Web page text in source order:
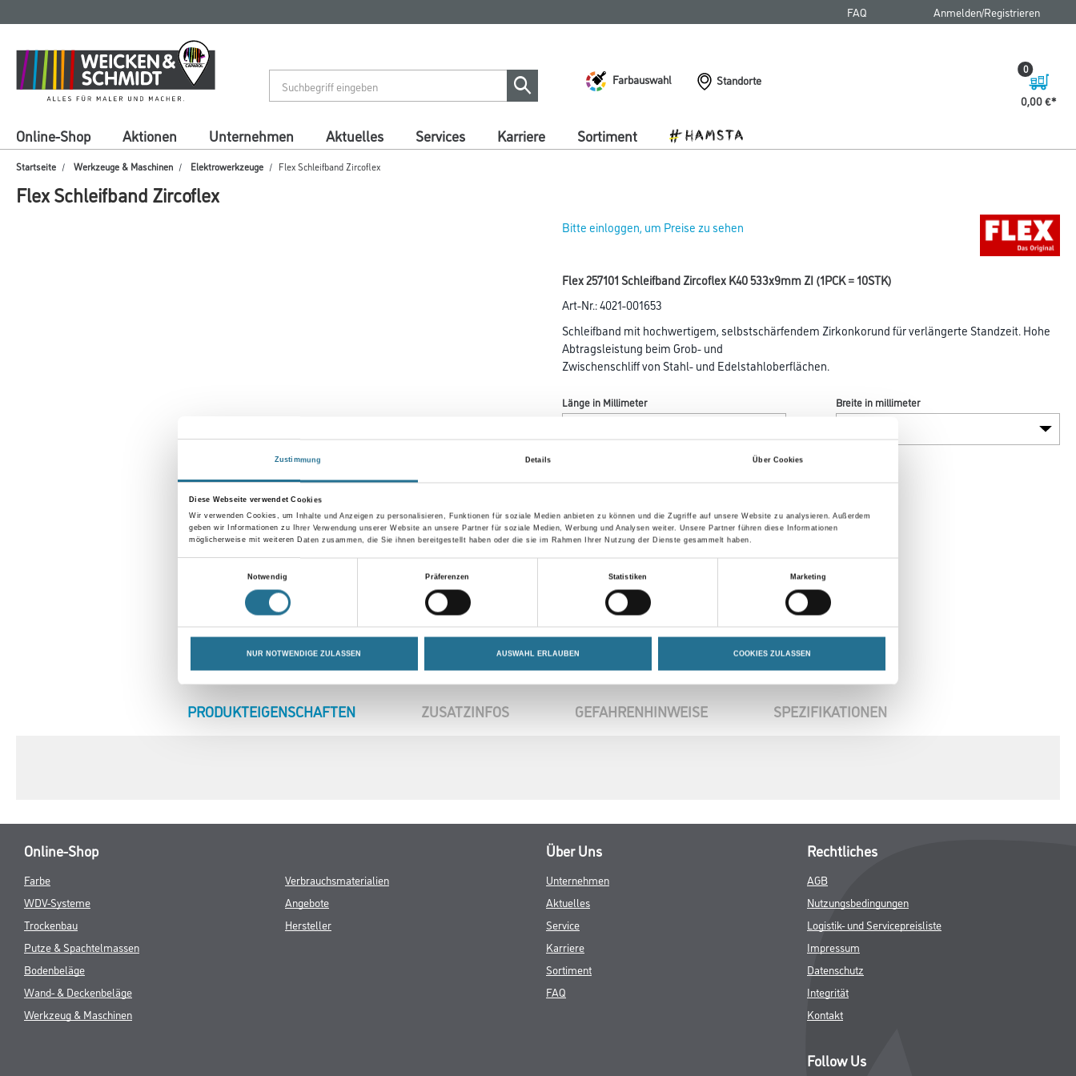
Zustimmung Details Über Cookies
Diese Webseite verwendet Cookies
Wir verwenden Cookies, um Inhalte und Anzeigen zu personalisieren, Funktionen für soziale Medien anbieten zu können und die Zugriffe auf unsere Website zu analysieren. Außerdem
geben wir Informationen zu Ihrer Verwendung unserer Website an unsere Partner für soziale Medien, Werbung und Analysen weiter. Unsere Partner führen diese Informationen
möglicherweise mit weiteren Daten zusammen, die Sie ihnen bereitgestellt haben oder die sie im Rahmen Ihrer Nutzung der Dienste gesammelt haben.
Notwendig
Präferenzen Statistiken Marketing
NUR NOTWENDIGE ZULASSEN AUSWAHL ERLAUBEN COOKIES ZULASSEN
springen
springen
FAQ Anmelden/Registrieren
Farbauswahl
Standorte
0,00 €
0
Online-Shop Aktionen Unternehmen Aktuelles Services Karriere Sortiment
Startseite Werkzeuge & Maschinen Elektrowerkzeuge Flex Schleifband Zircoflex
Flex Schleifband Zircoflex
Bitte einloggen, um Preise zu sehen
Flex 257101 Schleifband Zircoflex K40 533x9mm ZI (1PCK = 10STK)
Art-Nr.:4021-001653
Schleifband mit hochwertigem, selbstschärfendem Zirkonkorund für verlängerte Standzeit. Hohe
Abtragsleistung beim Grob- und
Zwischenschliff von Stahl- und Edelstahloberflächen.
Länge in Millimeter Breite in millimeter
Umrechnungsfaktoren
CURRENT
PRODUKTEIGENSCHAFTEN ZUSATZINFOS GEFAHRENHINWEISE SPEZIFIKATIONEN
Online-Shop
Farbe
WDV-Systeme
Trockenbau
Putze & Spachtelmassen
Bodenbeläge
Wand- & Deckenbeläge
Werkzeug & Maschinen
Verbrauchsmaterialien
Angebote
Hersteller
Über Uns
Unternehmen
Aktuelles
Service
Karriere
Sortiment
FAQ
Rechtliches
AGB
Nutzungsbedingungen
Logistik- und Servicepreisliste
Impressum
Datenschutz
Integrität
Kontakt
Follow Us